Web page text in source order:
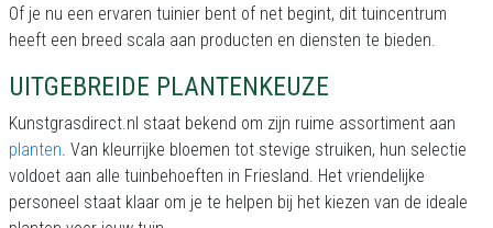
Of je nu een ervaren tuinier bent of net begint, dit tuincentrum
heeft een breed scala aan producten en diensten te bieden.
UITGEBREIDE PLANTENKEUZE
Kunstgrasdirect.nl staat bekend om zijn ruime assortiment aan
planten. Van kleurrijke bloemen tot stevige struiken, hun selectie
voldoet aan alle tuinbehoeften in Friesland. Het vriendelijke
personeel staat klaar om je te helpen bij het kiezen van de ideale